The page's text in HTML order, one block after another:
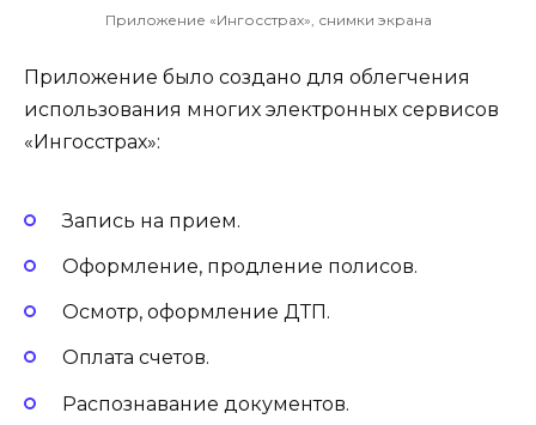
Приложение «Ингосстрах», снимки экрана
Приложение было создано для облегчения
использования многих электронных сервисов
«Ингосстрах»:
Запись на прием.
Оформление, продление полисов.
Осмотр, оформление ДТП.
Оплата счетов.
Распознавание документов.